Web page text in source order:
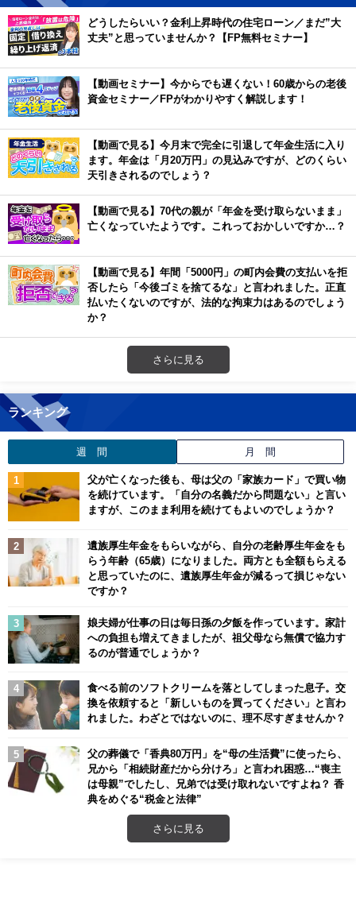
どうしたらいい？金利上昇時代の住宅ローン／まだ”大
丈夫”と思っていませんか？【FP無料セミナー】
【動画セミナー】今からでも遅くない！60歳からの老後
資金セミナー／FPがわかりやすく解説します！
【動画で見る】今月末で完全に引退して年金生活に入り
ます。年金は「月20万円」の見込みですが、どのくらい
天引きされるのでしょう？
【動画で見る】70代の親が「年金を受け取らないまま」
亡くなっていたようです。これっておかしいですか…？
【動画で見る】年間「5000円」の町内会費の支払いを拒
否したら「今後ゴミを捨てるな」と言われました。正直
払いたくないのですが、法的な拘束力はあるのでしょう
か？
さらに見る
ランキング
週 間 月 間
父が亡くなった後も、母は父の「家族カード」で買い物
を続けています。「自分の名義だから問題ない」と言い
ますが、このまま利用を続けてもよいのでしょうか？
遺族厚生年金をもらいながら、自分の老齢厚生年金をも
らう年齢（65歳）になりました。両方とも全額もらえる
と思っていたのに、遺族厚生年金が減るって損じゃない
ですか？
娘夫婦が仕事の日は毎日孫の夕飯を作っています。家計
への負担も増えてきましたが、祖父母なら無償で協力す
るのが普通でしょうか？
食べる前のソフトクリームを落としてしまった息子。交
換を依頼すると「新しいものを買ってください」と言わ
れました。わざとではないのに、理不尽すぎませんか？
父の葬儀で「香典80万円」を“母の生活費”に使ったら、
兄から「相続財産だから分けろ」と言われ困惑…“喪主
は母親”でしたし、兄弟では受け取れないですよね？ 香
典をめぐる“税金と法律”
さらに見る